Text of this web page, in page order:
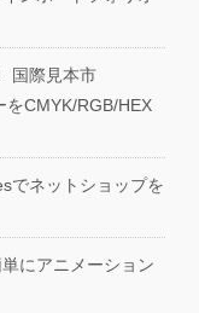
国際見本市
をCMYK/RGB/HEX
でネットショップを
にアニメーション